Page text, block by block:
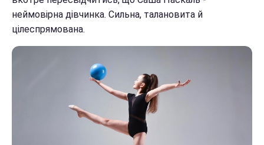
неймовірна дівчинка. Сильна, талановита й
цілеспрямована.